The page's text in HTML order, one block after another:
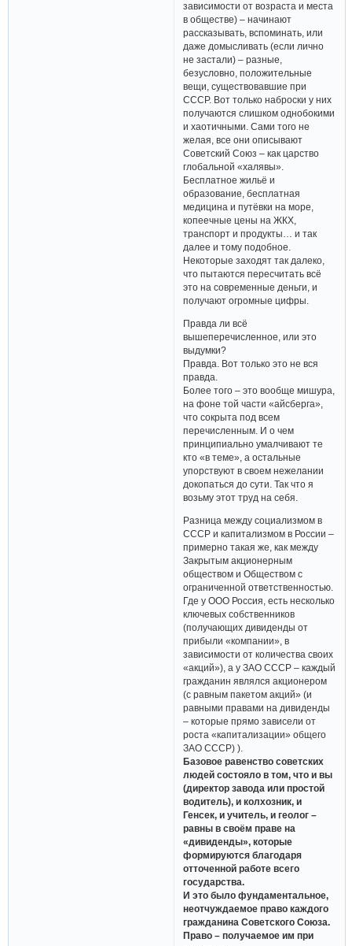
зависимости от возраста и места
в обществе) – начинают
рассказывать, вспоминать, или
даже домысливать (если лично
не застали) – разные,
безусловно, положительные
вещи, существовавшие при
СССР. Вот только наброски у них
получаются слишком однобокими
и хаотичными. Сами того не
желая, все они описывают
Советский Союз – как царство
глобальной «халявы».
Бесплатное жильё и
образование, бесплатная
медицина и путёвки на море,
копеечные цены на ЖКХ,
транспорт и продукты… и так
далее и тому подобное.
Некоторые заходят так далеко,
что пытаются пересчитать всё
это на современные деньги, и
получают огромные цифры.
Правда ли всё
вышеперечисленное, или это
выдумки?
Правда. Вот только это не вся
правда.
Более того – это вообще мишура,
на фоне той части «айсберга»,
что сокрыта под всем
перечисленным. И о чем
принципиально умалчивают те
кто «в теме», а остальные
упорствуют в своем нежелании
докопаться до сути. Так что я
возьму этот труд на себя.
Разница между социализмом в
СССР и капитализмом в России –
примерно такая же, как между
Закрытым акционерным
обществом и Обществом с
ограниченной ответственностью.
Где у ООО Россия, есть несколько
ключевых собственников
(получающих дивиденды от
прибыли «компании», в
зависимости от количества своих
«акций»), а у ЗАО СССР – каждый
гражданин являлся акционером
(с равным пакетом акций» (и
равными правами на дивиденды
– которые прямо зависели от
роста «капитализации» общего
ЗАО СССР) ).
Базовое равенство советских
людей состояло в том, что и вы
(директор завода или простой
водитель), и колхозник, и
Генсек, и учитель, и геолог –
равны в своём праве на
«дивиденды», которые
формируются благодаря
отточенной работе всего
государства.
И это было фундаментальное,
неотчуждаемое право каждого
гражданина Советского Союза.
Право – получаемое им при